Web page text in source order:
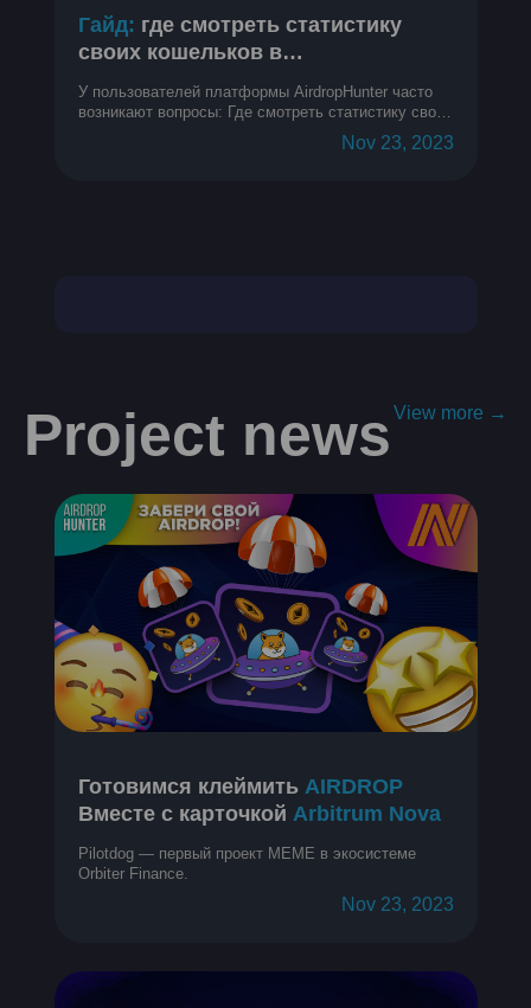
Гайд: где смотреть статистику
своих кошельков в
У пользователей платформы AirdropHunter часто
возникают вопросы: Где смотреть статистику своих
кошельков? Как узнать метрики кошелька? Как
понять, на каком месте в топе мой кошелек?Nov 23, 2023
Project news View more →
Готовимся клеймить AIRDROP
Вместе с карточкой Arbitrum Nova
Pilotdog — первый проект MEME в экосистеме
Orbiter Finance.
Nov 23, 2023